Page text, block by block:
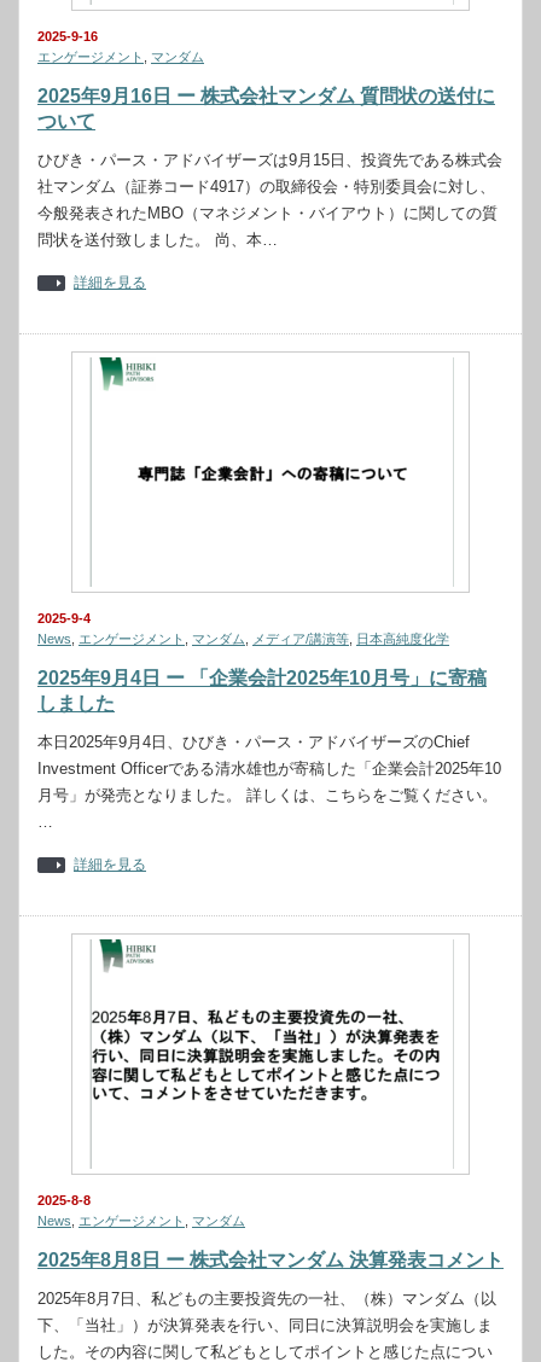
2025-9-16
エンゲージメント
マンダム
2025年9月16日 ー 株式会社マンダム 質問状の送付に
ついて
ひびき・パース・アドバイザーズは9月15日、投資先である株式会
社マンダム（証券コード4917）の取締役会・特別委員会に対し、
今般発表されたMBO（マネジメント・バイアウト）に関しての質
問状を送付致しました。 尚、本…
詳細を見る
2025-9-4
News
エンゲージメント マンダム メディア/講演等 日本高純度化学
2025年9月4日 ー 「企業会計2025年10月号」に寄稿
しました
本日2025年9月4日、ひびき・パース・アドバイザーズのChief
Investment Officerである清水雄也が寄稿した「企業会計2025年10
月号」が発売となりました。 詳しくは、こちらをご覧ください。
…
詳細を見る
2025-8-8
News
エンゲージメント マンダム
2025年8月8日 ー 株式会社マンダム 決算発表コメント
2025年8月7日、私どもの主要投資先の一社、（株）マンダム（以
下、「当社」）が決算発表を行い、同日に決算説明会を実施しま
した。その内容に関して私どもとしてポイントと感じた点につい